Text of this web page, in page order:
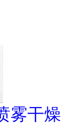
雾干燥